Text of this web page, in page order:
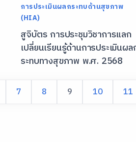
การประเมินผลกระทบด้านสุขภาพ
(HIA)
สูจิบัตร การประชุมวิชาการแลก
เปลี่ยนเรียนรู้ด้านการประเมินผล
ระทบทางสุขภาพ พ.ศ. 2568
7 8 9 10 11